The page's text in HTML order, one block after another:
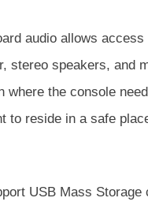
audio allows
stereo speakers, and
the console
to reside in a safe
USB Mass